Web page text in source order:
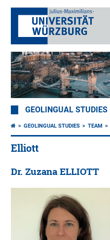
GEOLINGUAL STUDIES
GEOLINGUAL STUDIES TEAM
Elliott
Dr. Zuzana ELLIOTT